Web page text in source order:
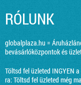
RÓLUNK
globalplaza.hu =
bevásárlóközpontok és
Töltsd fel üzleted INGYEN
ra:Töltsd fel üzleted még